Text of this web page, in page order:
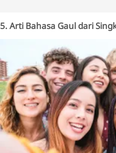
5. Arti Bahasa Gaul dari